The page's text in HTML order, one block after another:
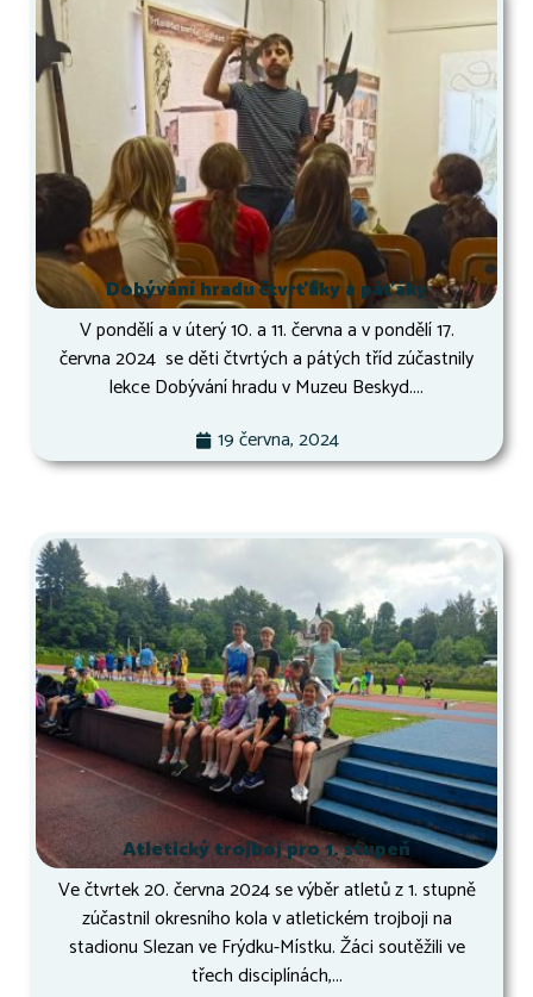
Dobývání hradu čtvrťáky a páťáky
V pondělí a v úterý 10. a 11. června a v pondělí 17.
června 2024 se děti čtvrtých a pátých tříd zúčastnily
lekce Dobývání hradu v Muzeu Beskyd....
19 června, 2024
Atletický trojboj pro 1. stupeň
Ve čtvrtek 20. června 2024 se výběr atletů z 1. stupně
zúčastnil okresního kola v atletickém trojboji na
stadionu Slezan ve Frýdku-Místku. Žáci soutěžili ve
třech disciplínách,...